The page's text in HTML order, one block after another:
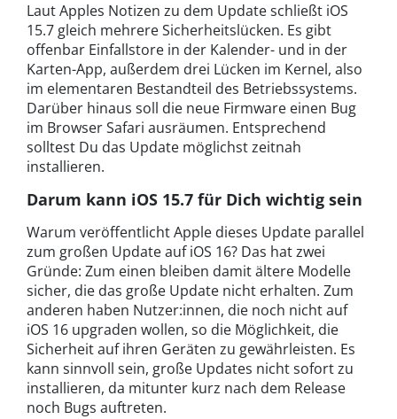
Laut Apples Notizen zu dem Update schließt iOS
15.7 gleich mehrere Sicherheitslücken. Es gibt
offenbar Einfallstore in der Kalender- und in der
Karten-App, außerdem drei Lücken im Kernel, also
im elementaren Bestandteil des Betriebssystems.
Darüber hinaus soll die neue Firmware einen Bug
im Browser Safari ausräumen. Entsprechend
solltest Du das Update möglichst zeitnah
installieren.
Darum kann iOS 15.7 für Dich wichtig sein
Warum veröffentlicht Apple dieses Update parallel
zum großen Update auf iOS 16? Das hat zwei
Gründe: Zum einen bleiben damit ältere Modelle
sicher, die das große Update nicht erhalten. Zum
anderen haben Nutzer:innen, die noch nicht auf
iOS 16 upgraden wollen, so die Möglichkeit, die
Sicherheit auf ihren Geräten zu gewährleisten. Es
kann sinnvoll sein, große Updates nicht sofort zu
installieren, da mitunter kurz nach dem Release
noch Bugs auftreten.